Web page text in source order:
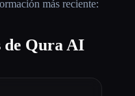
más reciente:
de Qura AI